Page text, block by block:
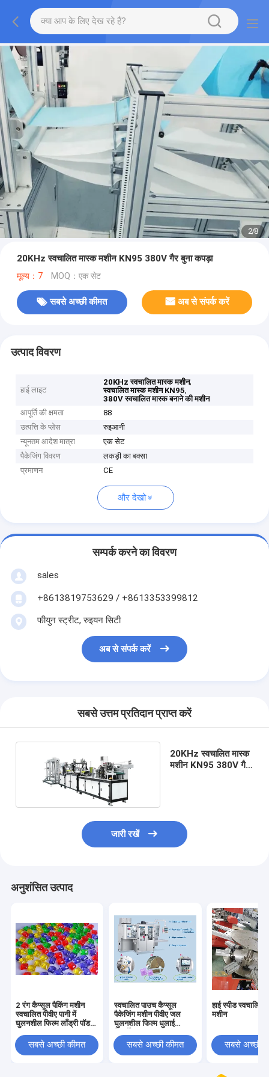
2/8
20KHz स्वचालित मास्क मशीन KN95 380V गैर बुना कपड़ा
मूल्य：7 MOQ：एक सेट
सबसे अच्छी कीमत अब से संपर्क करें
उत्पाद विवरण
हाई लाइट
20KHz स्वचालित मास्क मशीन,
स्वचालित मास्क मशीन KN95,
380V स्वचालित मास्क बनाने की मशीन
आपूर्ति की क्षमता
88
उत्पत्ति के प्लेस
रुइआनी
न्यूनतम आदेश मात्रा
एक सेट
पैकेजिंग विवरण
लकड़ी का बक्सा
प्रमाणन
CE
और देखो
सम्पर्क करने का विवरण
sales
+8613819753629 / +8613353399812
फीयुन स्ट्रीट, रुइयन सिटी
अब से संपर्क करें
सबसे उत्तम प्रतिदान प्राप्त करें
20KHz स्वचालित मास्क
मशीन KN95 380V गैर
जारी रखें
अनुशंसित उत्पाद
2 रंग कैप्सूल पैकिंग मशीन
स्वचालित पीवीए पानी में
घुलनशील फिल्म लाँड्री पॉड
सबसे अच्छी कीमत
स्वचालित पाउच कैप्सूल
पैकेजिंग मशीन पीवीए जल
घुलनशील फिल्म धुलाई
सबसे अच्छी कीमत
हाई स्पीड स्वचालित
मशीन
सबसे अच्छी